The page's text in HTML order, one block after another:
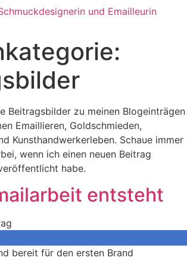
und Emailleurin
Beitragsbilder zu meinen Blogeinträgen
Emaillieren, Goldschmieden,
Kunsthandwerkerleben. Schaue immer
wenn ich einen neuen Beitrag
habe.
entsteht
bereit für den ersten Brand